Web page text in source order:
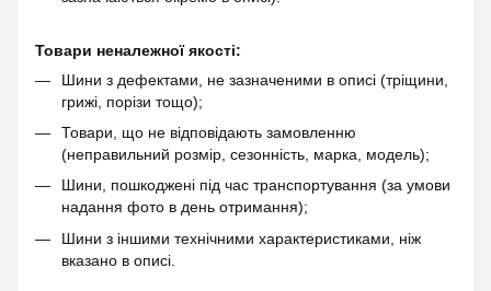
Товари неналежної якості:
Шини з дефектами, не зазначеними в описі (тріщини,
грижі, порізи тощо);
Товари, що не відповідають замовленню
(неправильний розмір, сезонність, марка, модель);
Шини, пошкоджені під час транспортування (за умови
надання фото в день отримання);
Шини з іншими технічними характеристиками, ніж
вказано в описі.